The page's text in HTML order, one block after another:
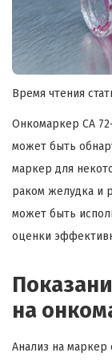
Время чтения
Онкомаркер CA
может быть
маркер для
раком желудка и
может быть
оценки
на
Анализ на маркер